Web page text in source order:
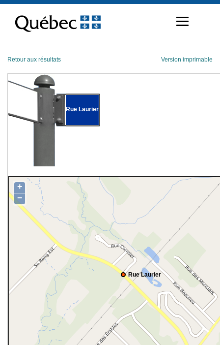
contenu
Retour aux résultats Version imprimable
Rue Laurier
Rue Laurier
+
−